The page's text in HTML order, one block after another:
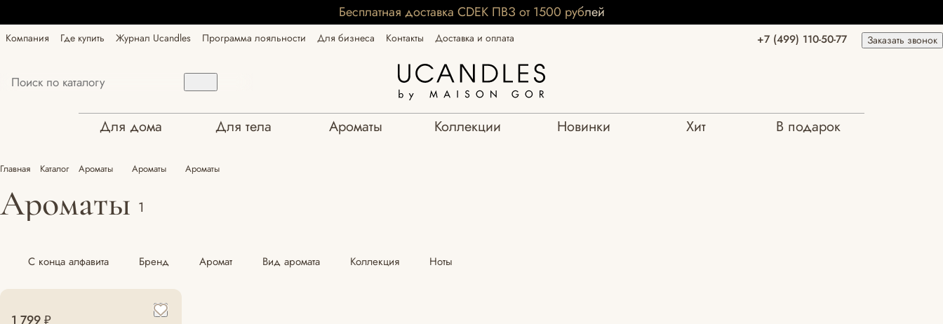
Бесплатная доставка CDEK ПВЗ от 1500 рублей
Компания Где купить Журнал Ucandles Программа лояльности Для бизнеса Контакты Доставка и оплата +7 (499) 110-50-77 Заказать звонок
Для дома Для тела Ароматы Коллекции Новинки Хит В подарок
Главная Каталог Ароматы Ароматы Ароматы
Ароматы 1
С конца алфавита Бренд Аромат Вид аромата Коллекция Ноты
1 799 ₽